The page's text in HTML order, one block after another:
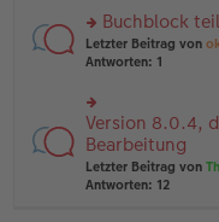
tr
a
g
e
n
er
tr
a
g
n
g
el
e
n
er
B
ei
tr
rs
te
u
n
g
el
es
e
Buchblock
Letzter Beitrag von
Antworten: 1
rs
te
r
u
n
Version 8.0.4,
Bearbeitung
Letzter Beitrag von
Antworten: 12